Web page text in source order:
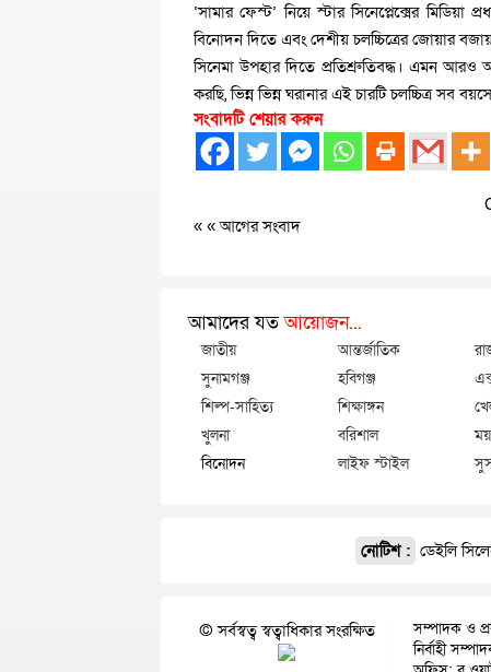
‘সামার ফেস্ট’ নিয়ে স্টার সিনেপ্লেক্সের
বিনোদন দিতে এবং দেশীয় চলচ্চিত্রের জোয়ার
সিনেমা উপহার দিতে প্রতিশ্রুতিবদ্ধ। এমন আরও
করছি, ভিন্ন ভিন্ন ঘরানার এই চারটি চলচ্চিত্র সব
সংবাদটি শেয়ার করুন
« «আগের সংবাদ
আমাদের যতআয়োজন...
জাতীয় আন্তর্জাতিক
সুনামগঞ্জ
হবিগঞ্জ
শিল্প-সাহিত্য
শিক্ষাঙ্গন
খুলনা
বরিশাল
বিনোদন
লাইফ স্টাইল
নোটিশ : ডেইলি
© সর্বস্বত্ব স্বত্বাধিকার সংরক্ষিত
সম্পাদক ও
নির্বাহী